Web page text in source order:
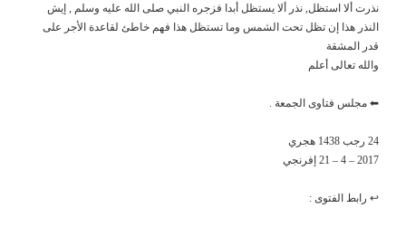
نذرت ألا استظل, نذر ألا يستظل أبدا فزجره النبي صلى الله عليه وسلم , إيش
النذر هذا إن تظل تحت الشمس وما تستظل هذا فهم خاطئ لقاعدة الأجر على
قدر المشقة
والله تعالى أعلم
⬅ مجلس فتاوى الجمعة .
24 رجب 1438 هجري
2017 – 4 – 21 إفرنجي
↩ رابط الفتوى :